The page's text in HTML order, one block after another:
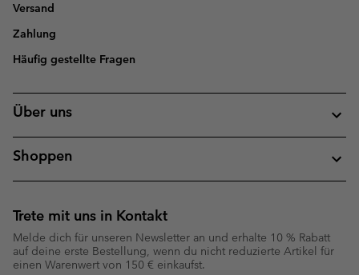
Versand
Zahlung
Häufig gestellte Fragen
Über uns
Shoppen
Trete mit uns in Kontakt
Melde dich für unseren Newsletter an und erhalte 10 % Rabatt
auf deine erste Bestellung, wenn du nicht reduzierte Artikel für
einen Warenwert von 150 € einkaufst.